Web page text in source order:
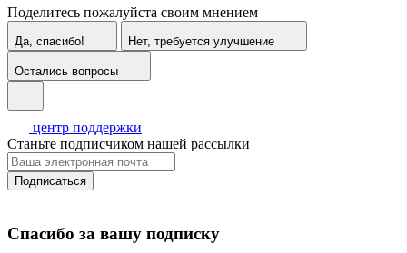
Поделитесь пожалуйста своим мнением
Да, спасибо! Нет, требуется улучшение
Остались вопросы
центр поддержки
Станьте подписчиком нашей рассылки
Подписаться
Спасибо за вашу подписку